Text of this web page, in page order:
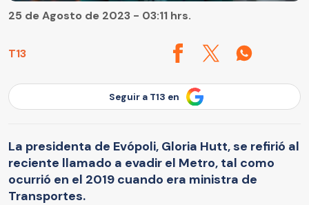
T13
25 de Agosto de 2023 - 03:11 hrs.
Seguir a T13 en
La presidenta de Evópoli, Gloria Hutt, se refirió al
reciente llamado a evadir el Metro, tal como
ocurrió en el 2019 cuando era ministra de
Transportes.